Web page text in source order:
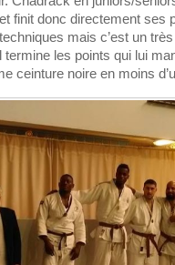
finit donc directement ses
mais c’est un
termine les points qui lui
ceinture noire en moins